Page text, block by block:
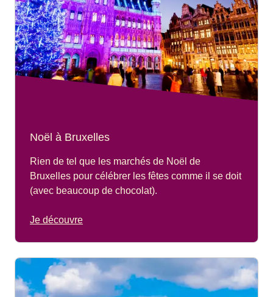
Noël à Bruxelles
Rien de tel que les marchés de Noël de
Bruxelles pour célébrer les fêtes comme il se doit
(avec beaucoup de chocolat).
Je découvre